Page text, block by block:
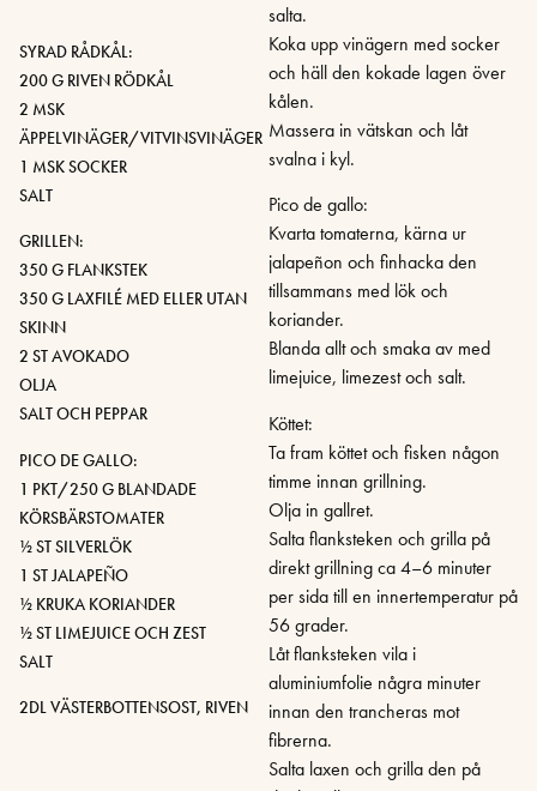
SYRAD RÅDKÅL:
200 G RIVEN RÖDKÅL
2 MSK
ÄPPELVINÄGER/VITVINSVINÄGER
1 MSK SOCKER
SALT
GRILLEN:
350 G FLANKSTEK
350 G LAXFILÉ MED ELLER UTAN
SKINN
2 ST AVOKADO
OLJA
SALT OCH PEPPAR
PICO DE GALLO:
1 PKT/250 G BLANDADE
KÖRSBÄRSTOMATER
½ ST SILVERLÖK
1 ST JALAPEÑO
½ KRUKA KORIANDER
½ ST LIMEJUICE OCH ZEST
SALT
2DL VÄSTERBOTTENSOST, RIVEN
salta.
Koka upp vinägern med socker
och häll den kokade lagen över
kålen.
Massera in vätskan och låt
svalna i kyl.
Pico de gallo:
Kvarta tomaterna, kärna ur
jalapeñon och finhacka den
tillsammans med lök och
koriander.
Blanda allt och smaka av med
limejuice, limezest och salt.
Köttet:
Ta fram köttet och fisken någon
timme innan grillning.
Olja in gallret.
Salta flanksteken och grilla på
direkt grillning ca 4–6 minuter
per sida till en innertemperatur på
56 grader.
Låt flanksteken vila i
aluminiumfolie några minuter
innan den trancheras mot
fibrerna.
Salta laxen och grilla den på